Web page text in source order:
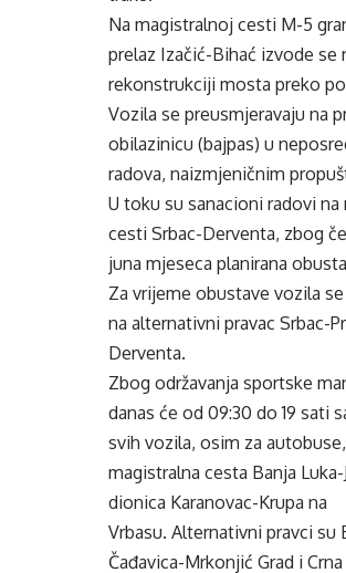
Na magistralnoj cesti M-5
prelaz Izačić-Bihać izvode se
rekonstrukciji mosta preko
Vozila se preusmjeravaju na
obilazinicu (bajpas) u
radova, naizmjeničnim
U toku su sanacioni radovi
cesti Srbac-Derventa, zbog
juna mjeseca planirana
Za vrijeme obustave vozila
na alternativni pravac Srbac-
Derventa.
Zbog održavanja sportske
danas će od 09:30 do 19 sati
svih vozila, osim za
magistralna cesta Banja Luka-
dionica Karanovac-Krupa na
Vrbasu. Alternativni pravci su
Čađavica-Mrkonjić Grad i